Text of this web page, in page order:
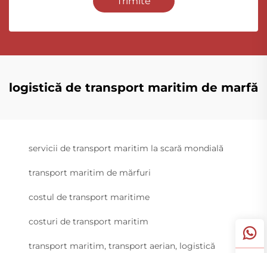
logistică de transport maritim de marfă
servicii de transport maritim la scară mondială
transport maritim de mărfuri
costul de transport maritime
costuri de transport maritim
transport maritim, transport aerian, logistică